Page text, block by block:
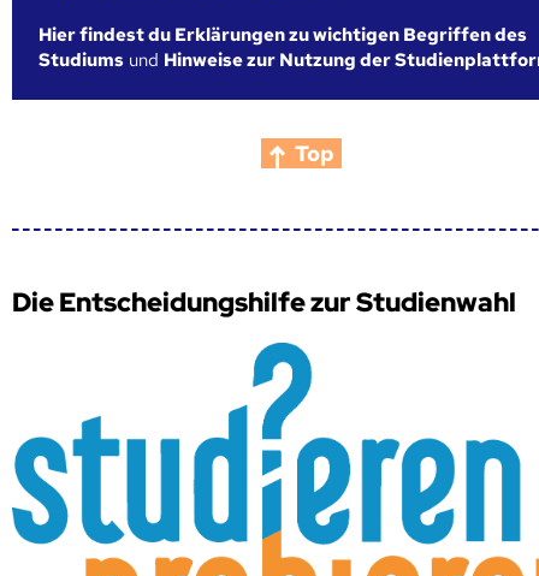
Hier findest du Erklärungen zu wichtigen Begriffen des
Studiums und Hinweise zur Nutzung der
Top
Die Entscheidungshilfe zur Studienwahl